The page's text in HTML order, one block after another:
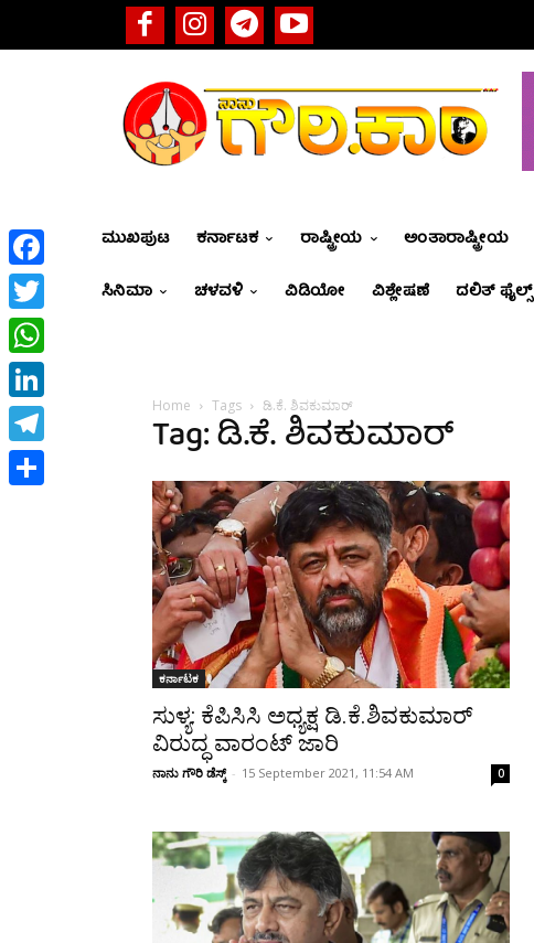
ಮುಖಪುಟ ಕರ್ನಾಟಕ ರಾಷ್ಟ್ರೀಯ ಅಂತಾರಾಷ್ಟ್ರೀಯ
ಸಿನಿಮಾ
ಚಳವಳಿ ವಿಡಿಯೋ ವಿಶ್ಲೇಷಣೆ ದಲಿತ್ ಫೈಲ್ಸ್
Home Tags ಡಿ.ಕೆ. ಶಿವಕುಮಾರ್
Tag: ಡಿ.ಕೆ. ಶಿವಕುಮಾರ್
ಕರ್ನಾಟಕ
ಸುಳ್ಯ: ಕೆಪಿಸಿಸಿ ಅಧ್ಯಕ್ಷ ಡಿ.ಕೆ.ಶಿವಕುಮಾರ್
ವಿರುದ್ಧ ವಾರಂಟ್ ಜಾರಿ
ನಾನು ಗೌರಿ ಡೆಸ್ಕ್ - 15 September 2021, 11:54 AM 0
Facebook
Twitter
WhatsApp
LinkedIn
Telegram